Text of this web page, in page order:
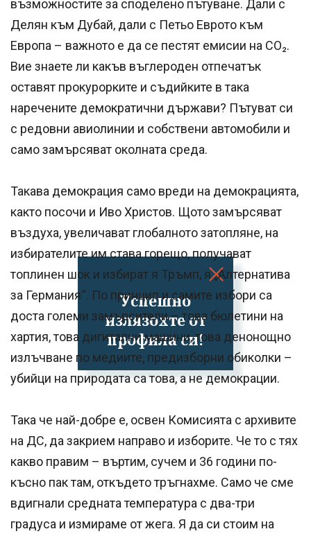
Успешно
излязохте от
профила си!
възможностите за споделено пътуване. Дали с
Делян към Дубай, дали с Петьо Еврото към
Европа – важното е да се пестят емисии на CO₂.
Вие знаете ли какъв въглероден отпечатък
оставят прокурорките и съдийките в така
наречените демократични държави? Пътуват си
с редовни авиолинии и собствени автомобили и
само замърсяват околната среда.
Такава демокрация само вреди на демокрацията,
както посочи и Иво Христов. Щото замърсяват
въздуха, увеличават глобалното затопляне, на
избирателите им става горещо, получават
топлинен шок и избират я Тръмп, я „Алтернатива
за Германия“. По принцип и самите избори са
доста големи замърсители – това бюлетини на
хартия, това дигитални машини, това денонощно
излъчване по медиите, предизборни обиколки –
убийци на природата са това, а не демокрации.
Така че най-добре е, освен Комисията с архивите
на ДС, да закрием направо и изборите. Че то с тях
какво правим – въртим, сучем и 36 години по-
късно пак там, откъдето тръгнахме. Само че сме
вдигнали средната температура с два-три
градуса и измираме от жега. Я да си стоим на